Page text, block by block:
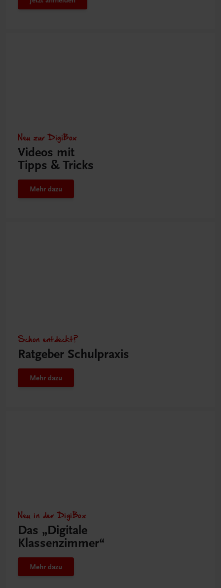
Neu zur DigiBox
Videos mit
Tipps & Tricks
Mehr dazu
Schon entdeckt?
Ratgeber Schulpraxis
Mehr dazu
Neu in der DigiBox
Das „Digitale
Klassenzimmer“
Mehr dazu